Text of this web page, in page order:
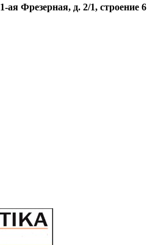
ая Фрезерная, д. 2/1, строение 6